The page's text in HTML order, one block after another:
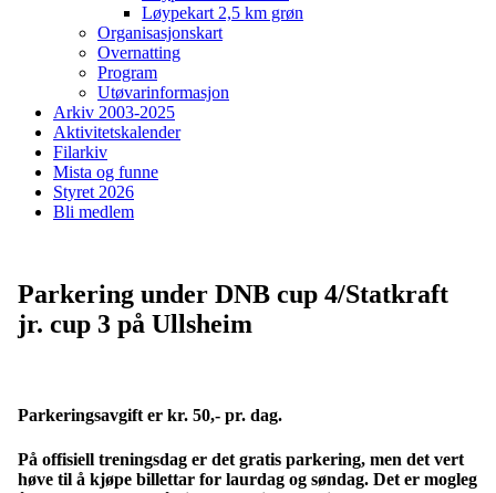
Løypekart 2,5 km grøn
Organisasjonskart
Overnatting
Program
Utøvarinformasjon
Arkiv 2003-2025
Aktivitetskalender
Filarkiv
Mista og funne
Styret 2026
Bli medlem
Parkering under DNB cup 4/Statkraft
jr. cup 3 på Ullsheim
Parkeringsavgift er kr. 50,- pr. dag.
På offisiell treningsdag er det gratis parkering, men det vert
høve til å kjøpe billettar for laurdag og søndag. Det er mogleg